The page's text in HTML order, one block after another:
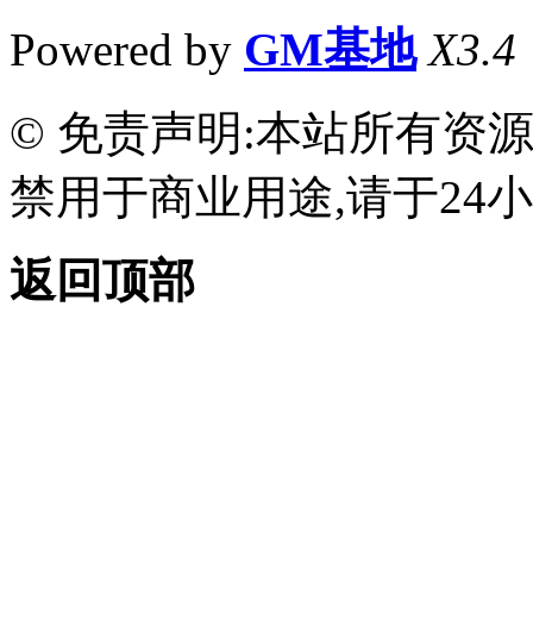
Powered by GM基地 X3.4
© 免责声明:本站所有资
禁用于商业用途,请于24
返回顶部